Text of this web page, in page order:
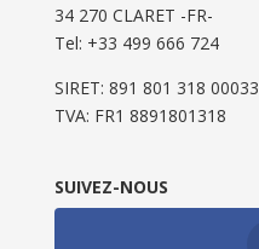
34 270 CLARET -FR-
Tel: ‭+33 499 666 724‬
SIRET: 891 801 318 00033
TVA: FR1 8891801318
SUIVEZ-NOUS